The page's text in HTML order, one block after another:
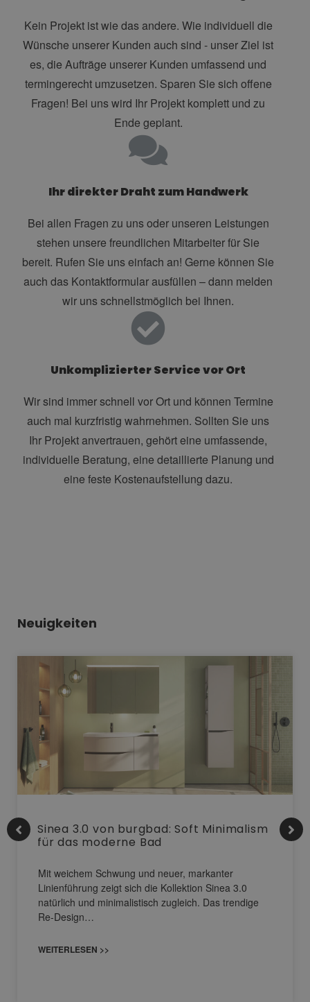
Kein Projekt ist wie das andere. Wie individuell die
Wünsche unserer Kunden auch sind - unser Ziel ist
es, die Aufträge unserer Kunden umfassend und
termingerecht umzusetzen. Sparen Sie sich offene
Fragen! Bei uns wird Ihr Projekt komplett und zu
Ende geplant.
Ihr direkter Draht zum Handwerk
Bei allen Fragen zu uns oder unseren Leistungen
stehen unsere freundlichen Mitarbeiter für Sie
bereit. Rufen Sie uns einfach an! Gerne können Sie
auch das Kontaktformular ausfüllen – dann melden
wir uns schnellstmöglich bei Ihnen.
Unkomplizierter Service vor Ort
Wir sind immer schnell vor Ort und können Termine
auch mal kurzfristig wahrnehmen. Sollten Sie uns
Ihr Projekt anvertrauen, gehört eine umfassende,
individuelle Beratung, eine detaillierte Planung und
eine feste Kostenaufstellung dazu.
Neuigkeiten
Sinea 3.0 von burgbad: Soft Minimalism
für das moderne Bad
Mit weichem Schwung und neuer, markanter
Linienführung zeigt sich die Kollektion Sinea 3.0
natürlich und minimalistisch zugleich. Das trendige
Re-Design…
WEITERLESEN >>